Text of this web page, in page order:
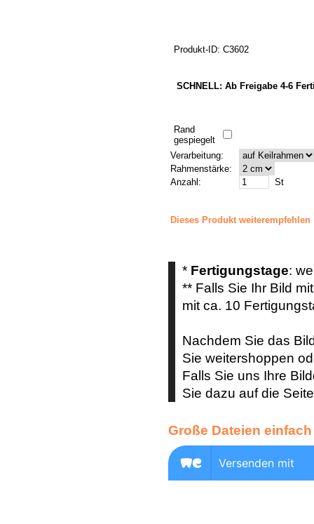
Produkt-ID: C3602
SCHNELL: Ab Freigabe 4-6
Rand
gespiegelt
Verarbeitung:
Rahmenstärke:
Anzahl:
St
Dieses Produkt weiterempfehlen
* Fertigungstage:
** Falls Sie Ihr Bild
mit ca. 10
Nachdem Sie das
Sie weitershoppen
Falls Sie uns Ihre
Sie dazu auf die
Große Dateien